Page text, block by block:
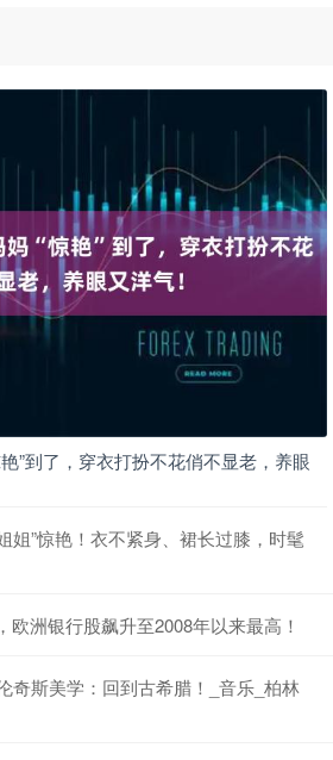
”到了，穿衣打扮不花俏不显老，养眼
姐”惊艳！衣不紧身、裙长过膝，时髦
欧洲银行股飙升至2008年以来最高！
奇斯美学：回到古希腊！_音乐_柏林